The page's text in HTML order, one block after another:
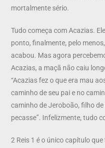
mortalmente sério.
Tudo começa com Acazias.
ponto, finalmente, pelo
acabou. Mas agora
Acazias, a maçã não caiu
“Acazias fez o que era mau
caminho de seu pai e no
caminho de Jeroboão, filho
pecasse”. Infelizmente, tudo
2 Reis 1 é o único capítulo